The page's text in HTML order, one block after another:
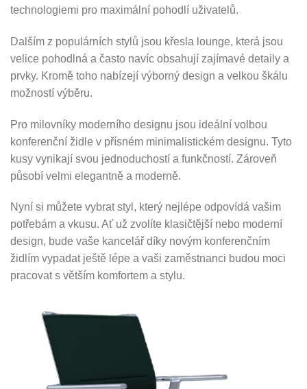
technologiemi pro maximální pohodlí uživatelů.
Dalším z populárních stylů jsou křesla lounge, která jsou
velice pohodlná a často navíc obsahují zajímavé detaily a
prvky. Kromě toho nabízejí výborný design a velkou škálu
možností výběru.
Pro milovníky moderního designu jsou ideální volbou
konferenční židle v přísném minimalistickém designu. Tyto
kusy vynikají svou jednoduchostí a funkčností. Zároveň
působí velmi elegantně a moderně.
Nyní si můžete vybrat styl, který nejlépe odpovídá vašim
potřebám a vkusu. Ať už zvolíte klasičtější nebo moderní
design, bude vaše kancelář díky novým konferenčním
židlím vypadat ještě lépe a vaši zaměstnanci budou moci
pracovat s větším komfortem a stylu.